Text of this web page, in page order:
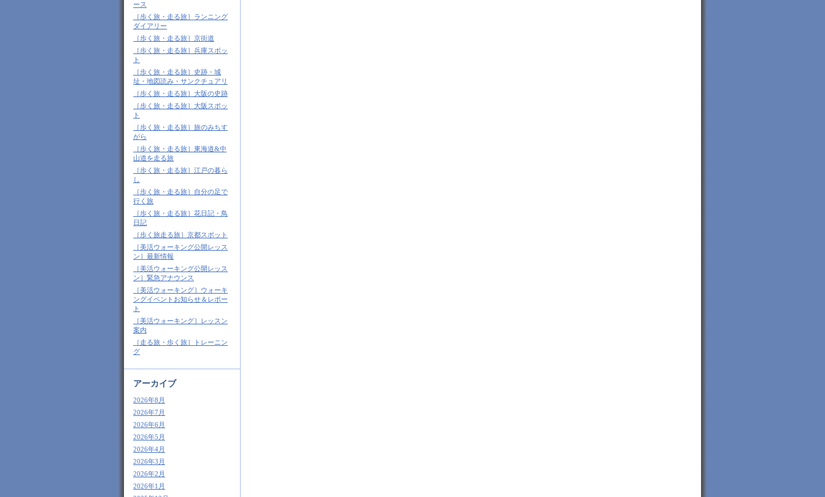
ース
［歩く旅・走る旅］ランニング
ダイアリー
［歩く旅・走る旅］京街道
［歩く旅・走る旅］兵庫スポッ
ト
［歩く旅・走る旅］史跡・城
址・地図読み・サンクチュアリ
［歩く旅・走る旅］大阪の史跡
［歩く旅・走る旅］大阪スポッ
ト
［歩く旅・走る旅］旅のみちす
がら
［歩く旅・走る旅］東海道&中
山道を走る旅
［歩く旅・走る旅］江戸の暮ら
し
［歩く旅・走る旅］自分の足で
行く旅
［歩く旅・走る旅］花日記・鳥
日記
［歩く旅走る旅］京都スポット
［美活ウォーキング公開レッス
ン］最新情報
［美活ウォーキング公開レッス
ン］緊急アナウンス
［美活ウォーキング］ウォーキ
ングイベントお知らせ＆レポー
ト
［美活ウォーキング］レッスン
案内
［走る旅・歩く旅］トレーニン
グ
アーカイブ
2026年8月
2026年7月
2026年6月
2026年5月
2026年4月
2026年3月
2026年2月
2026年1月